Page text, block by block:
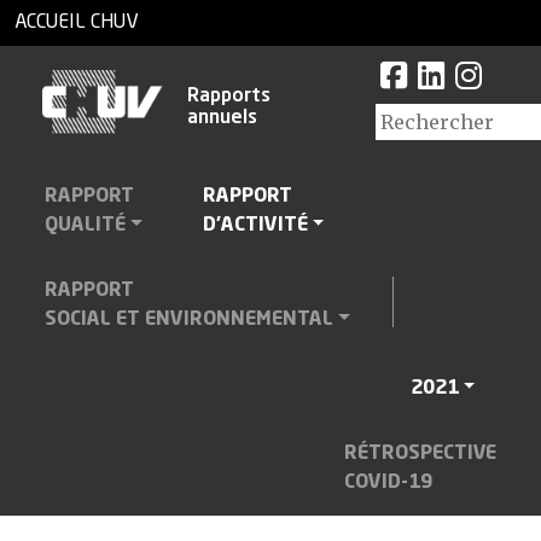
ACCUEIL CHUV
Rapports
annuels
RAPPORT
QUALITÉ
RAPPORT
D'ACTIVITÉ
RAPPORT
SOCIAL ET ENVIRONNEMENTAL
2021
RÉTROSPECTIVE
COVID-19